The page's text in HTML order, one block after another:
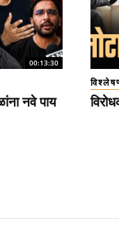
00:13:30
नवे पाय